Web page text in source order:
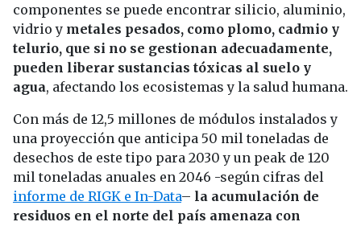
componentes se puede encontrar silicio, aluminio,
vidrio y metales pesados, como plomo, cadmio y
telurio, que si no se gestionan adecuadamente,
pueden liberar sustancias tóxicas al suelo y
agua, afectando los ecosistemas y la salud humana.
Con más de 12,5 millones de módulos instalados y
una proyección que anticipa 50 mil toneladas de
desechos de este tipo para 2030 y un peak de 120
mil toneladas anuales en 2046 -según cifras del
informe de RIGK e In-Data– la acumulación de
residuos en el norte del país amenaza con